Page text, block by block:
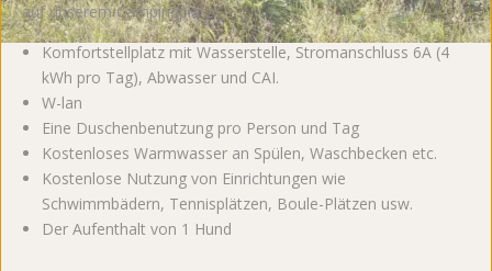
auf unserem Campingplatz:
Komfortstellplatz mit Wasserstelle, Stromanschluss 6A (4
kWh pro Tag), Abwasser und CAI.
W-lan
Eine Duschenbenutzung pro Person und Tag
Kostenloses Warmwasser an Spülen, Waschbecken etc.
Kostenlose Nutzung von Einrichtungen wie
Schwimmbädern, Tennisplätzen, Boule-Plätzen usw.
Der Aufenthalt von 1 Hund